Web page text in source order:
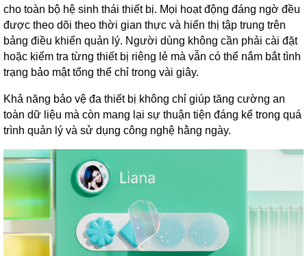
cho toàn bộ hệ sinh thái thiết bị. Mọi hoạt động đáng ngờ đều
được theo dõi theo thời gian thực và hiển thị tập trung trên
bảng điều khiển quản lý. Người dùng không cần phải cài đặt
hoặc kiểm tra từng thiết bị riêng lẻ mà vẫn có thể nắm bắt tình
trạng bảo mật tổng thể chỉ trong vài giây.
Khả năng bảo vệ đa thiết bị không chỉ giúp tăng cường an
toàn dữ liệu mà còn mang lại sự thuận tiện đáng kể trong quá
trình quản lý và sử dụng công nghệ hằng ngày.